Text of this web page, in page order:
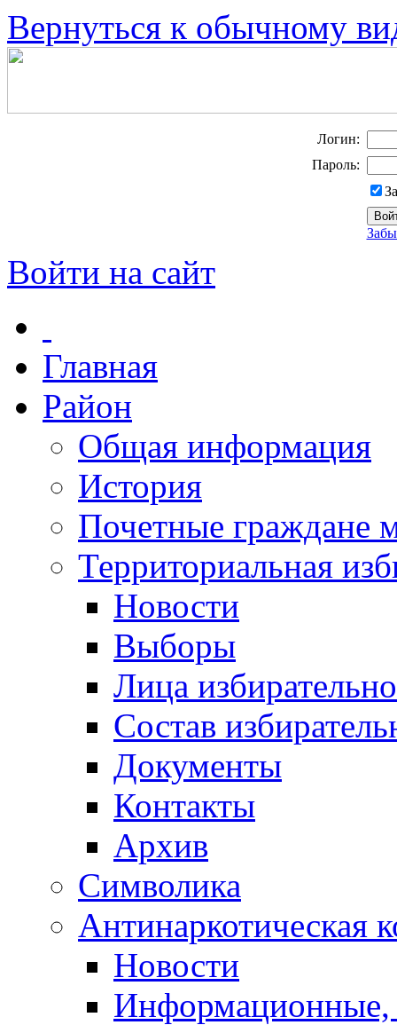
Вернуться к обычному
Логин:
Пароль:
Войти на сайт
Главная
Район
Общая информация
История
Почетные граждане
Территориальная
Новости
Выборы
Лица
Состав
Документы
Контакты
Архив
Символика
Антинаркотическая
Новости
Информационные,